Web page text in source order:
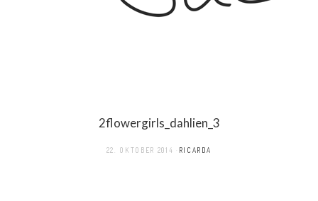
2flowergirls_dahlien_3
22. OKTOBER 2014 RICARDA